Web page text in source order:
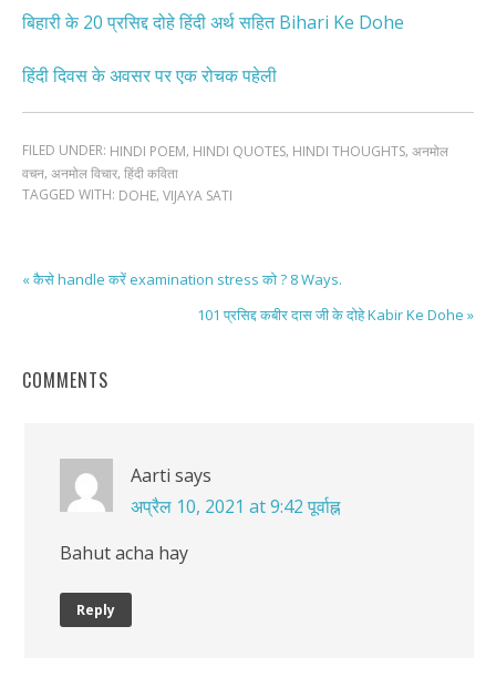
बिहारी के 20 प्रसिद्द दोहे हिंदी अर्थ सहित Bihari Ke Dohe
हिंदी दिवस के अवसर पर एक रोचक पहेली
FILED UNDER: HINDI POEM, HINDI QUOTES, HINDI THOUGHTS, अनमोल
वचन, अनमोल विचार, हिंदी कविता
TAGGED WITH: DOHE, VIJAYA SATI
« कैसे handle करें examination stress को ? 8 Ways.
101 प्रसिद्द कबीर दास जी के दोहे Kabir Ke Dohe »
COMMENTS
Aarti says
अप्रैल 10, 2021 at 9:42 पूर्वाह्न
Bahut acha hay
Reply